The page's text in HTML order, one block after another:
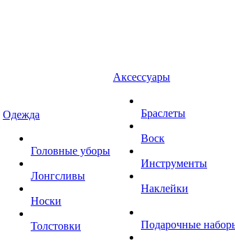
Одежда
Головные уборы
Лонгсливы
Носки
Толстовки
Аксессуары
Браслеты
Воск
Инструменты
Наклейки
Подарочные